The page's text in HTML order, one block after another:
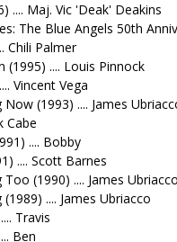
.... Maj. Vic 'Deak' Deakins
The Blue Angels 50th
Chili Palmer
(1995) .... Louis Pinnock
Vincent Vega
(1993) .... James
Cabe
.... Bobby
.... Scott Barnes
(1990) .... James Ubriacco
.... James Ubriacco
Travis
Ben